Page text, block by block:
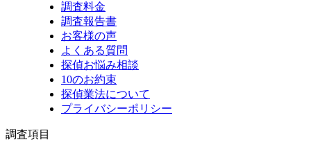
調査料金
調査報告書
お客様の声
よくある質問
探偵お悩み相談
10のお約束
探偵業法について
プライバシーポリシー
調査項目